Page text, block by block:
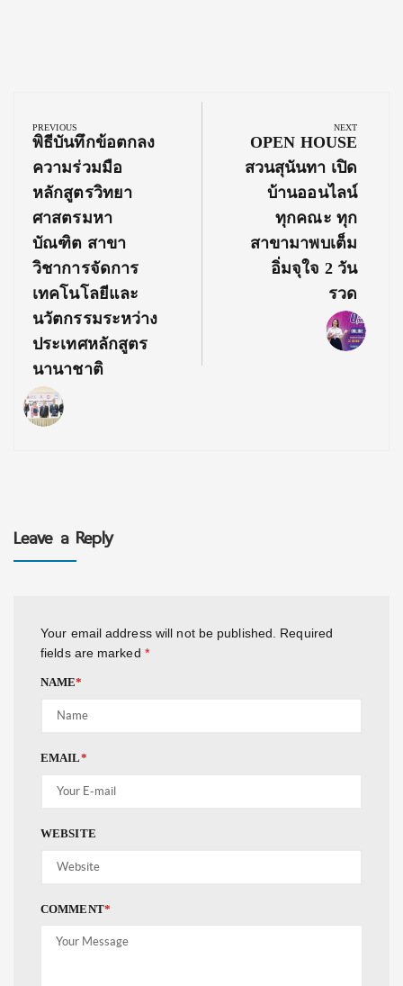
navigation
PREVIOUS
Previous
Post:
พิธีบันทึกข้อตกลง
ความร่วมมือ
หลักสูตรวิทยา
ศาสตรมหา
บัณฑิต สาขา
วิชาการจัดการ
เทคโนโลยีและ
นวัตกรรมระหว่าง
ประเทศหลักสูตร
นานาชาติ
NEXT
Next
Post:
OPEN HOUSE
สวนสุนันทา เปิด
บ้านออนไลน์
ทุกคณะ ทุก
สาขามาพบเต็ม
อิ่มจุใจ 2 วัน
รวด
Leave a Reply
Your email address will not be published.
Required
fields are marked *
NAME*
EMAIL*
WEBSITE
COMMENT*